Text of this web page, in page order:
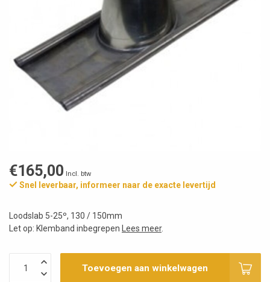
€165,00 Incl. btw
Snel leverbaar, informeer naar de exacte levertijd
Loodslab 5-25º, 130 / 150mm
Let op: Klemband inbegrepen
Lees meer.
Toevoegen aan winkelwagen